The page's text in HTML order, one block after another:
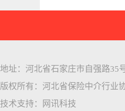
地址：河北省石家庄市自强路
版权所有：河北省保险中介行业
技术支持：
网讯科技